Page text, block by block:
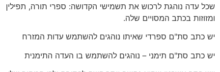
שכל עדה נוהגת לרכוש את תשמישי הקדושה: ספרי תורה, תפילין
ומזוזות בכתב המסויים שלה.
יש כתב סת"ם ספרדי שאיתו נוהגים להשתמש עדות המזרח
יש כתב סת"ם תימני – נוהגים להשתמש בו העדה התימנית